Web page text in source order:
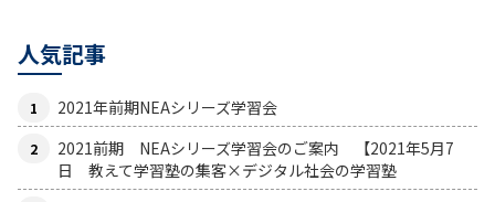
人気記事
2021年前期NEAシリーズ学習会
2021前期 NEAシリーズ学習会のご案内 【2021年5月7
日 教えて学習塾の集客×デジタル社会の学習塾